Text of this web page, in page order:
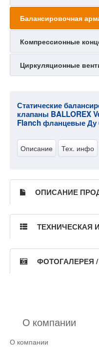
Балансировочная
Компрессионные
Циркуляционные
Статические
клапаны BALLOREX
Flanch фланцевые Ду
Описание Тех. инфо
ОПИСАНИЕ
ТЕХНИЧЕСКАЯ
ФОТОГАЛЕРЕЯ
О компании
О компании